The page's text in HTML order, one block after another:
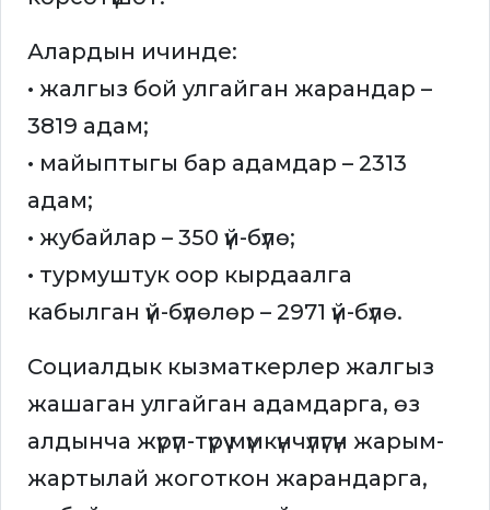
Алардын ичинде:
• жалгыз бой улгайган жарандар –
3819 адам;
• майыптыгы бар адамдар – 2313
адам;
• жубайлар – 350 үй-бүлө;
• турмуштук оор кырдаалга
кабылган үй-бүлөлөр – 2971 үй-бүлө.
Социалдык кызматкерлер жалгыз
жашаган улгайган адамдарга, өз
алдынча жүрүп-түрүү мүмкүнчүлүгүн жарым-
жартылай жоготкон жарандарга,